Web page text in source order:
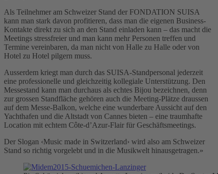
Als Teilnehmer am Schweizer Stand der FONDATION SUISA
kann man stark davon profitieren, dass man die eigenen Business-
Kontakte direkt zu sich an den Stand einladen kann – das macht die
Meetings stressfreier und man kann mehr Personen treffen und
Termine vereinbaren, da man nicht von Halle zu Halle oder von
Hotel zu Hotel pilgern muss.
Ausserdem kriegt man durch das SUISA-Standpersonal jederzeit
eine professionelle und gleichzeitig kollegiale Unterstützung. Den
Messestand kann man durchaus als echtes Bijou bezeichnen, denn
zur grossen Standfläche gehören auch die Meeting-Plätze draussen
auf dem Messe-Balkon, welche eine wunderbare Aussicht auf den
Yachthafen und die Altstadt von Cannes bieten – eine traumhafte
Location mit echtem Côte-d’Azur-Flair für Geschäftsmeetings.
Der Slogan ‹Music made in Switzerland› wird also am Schweizer
Stand so richtig vorgelebt und in die Musikwelt hinausgetragen.»